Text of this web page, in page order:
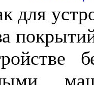
для